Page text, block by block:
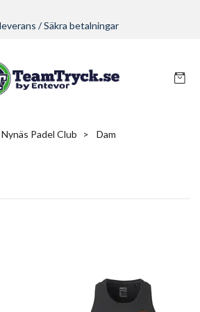
/ Säkra betalningar
Nynäs Padel Club Dam